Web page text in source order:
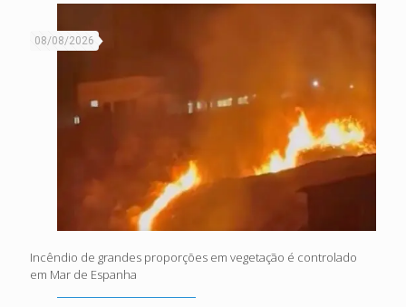
08/08/2026
Incêndio de grandes proporções em vegetação é controlado
em Mar de Espanha